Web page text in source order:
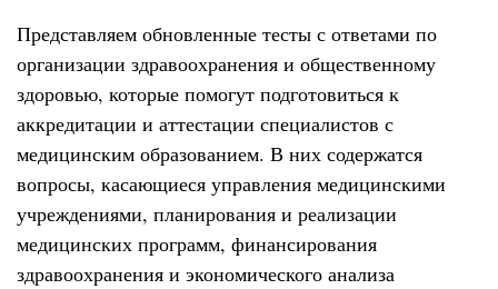
Представляем обновленные тесты с ответами по
организации здравоохранения и общественному
здоровью, которые помогут подготовиться к
аккредитации и аттестации специалистов с
медицинским образованием. В них содержатся
вопросы, касающиеся управления медицинскими
учреждениями, планирования и реализации
медицинских программ, финансирования
здравоохранения и экономического анализа